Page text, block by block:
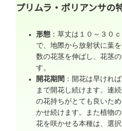
プリムラ・ポリアンサの
形態 ：草丈は１０～３０
で、地際から放射状に葉
数の花茎を伸ばし、花茎
す。
開花期間 ：開花は早けれ
まで開花し続けます。連
の花持ちがとても良いた
かせ続けます。また植物
花を咲かせる本種は、選